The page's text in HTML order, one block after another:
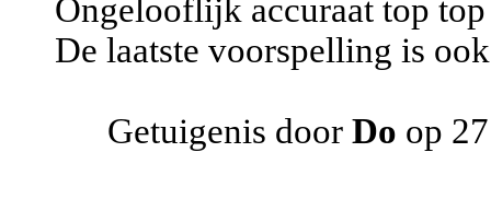
Ongelooflijk accuraat top
De laatste voorspelling is
Getuigenis door Do op